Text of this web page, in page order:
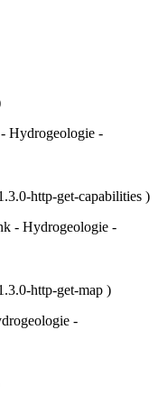
Hydrogeologie -
http-get-capabilities )
- Hydrogeologie -
http-get-map )
-